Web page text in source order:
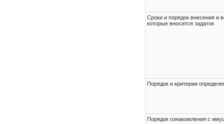
Сроки и порядок внесения и
которые вносится задаток
Порядок и критерии
Порядок ознакомления с